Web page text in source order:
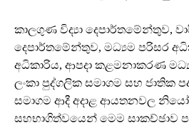
කාලගුණ විද්‍යා දෙපාර්තමේන්තුව,
දෙපාර්තමේන්තුව, මධ්‍යම පරිසර
අධිකාරිය, ආපදා කළමනාකරණ
ලංකා පුද්ගලික සමාගම සහ ජාතික
සමාගම ආදී අදාළ ආයතනවල
සහභාගිත්වයෙන් මෙම සාකච්ඡාව